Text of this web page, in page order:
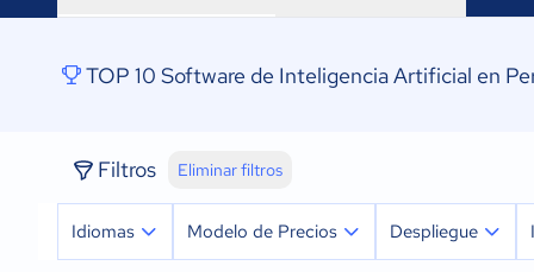
TOP 10 Software de Inteligencia Artificial en
Filtros Eliminar filtros
Idiomas Modelo de Precios Despliegue